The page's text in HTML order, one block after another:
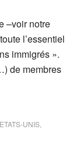
–voir notre
l’essentiel
immigrés ».
de membres
ETATS-UNIS